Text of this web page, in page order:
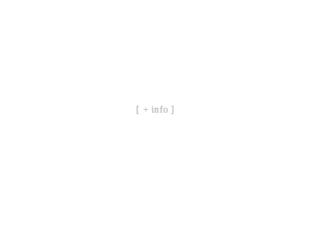
[ + info ]